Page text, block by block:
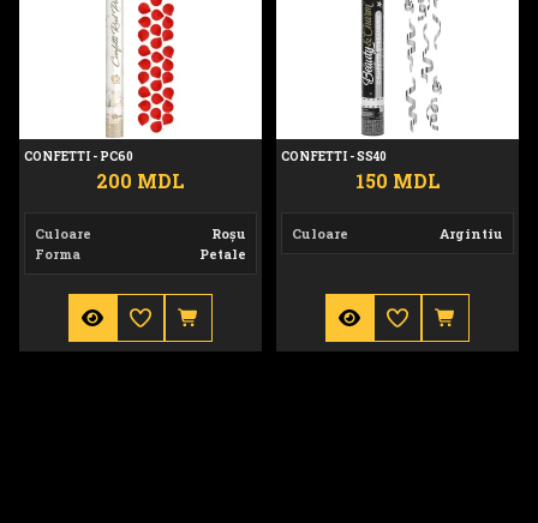
CONFETTI - PC60
200 MDL
Culoare
Roșu
Forma
Petale
CONFETTI - SS40
150 MDL
Culoare Argintiu